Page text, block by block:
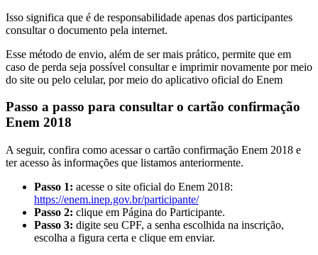
Isso significa que é de responsabilidade apenas dos participantes
consultar o documento pela internet.
Esse método de envio, além de ser mais prático, permite que em
caso de perda seja possível consultar e imprimir novamente por meio
do site ou pelo celular, por meio do aplicativo oficial do Enem
Passo a passo para consultar o cartão confirmação
Enem 2018
A seguir, confira como acessar o cartão confirmação Enem 2018 e
ter acesso às informações que listamos anteriormente.
Passo 1: acesse o site oficial do Enem 2018:
https://enem.inep.gov.br/participante/
Passo 2: clique em Página do Participante.
Passo 3: digite seu CPF, a senha escolhida na inscrição,
escolha a figura certa e clique em enviar.